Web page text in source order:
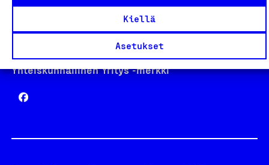
Kiellä
Asetukset
Design From Finland
Yhteiskunnallinen Yritys -merkki